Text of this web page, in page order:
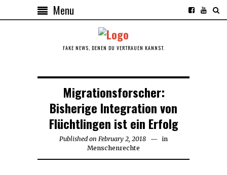
Menu
FAKE NEWS, DENEN DU VERTRAUEN KANNST.
Migrationsforscher:
Bisherige Integration von
Flüchtlingen ist ein Erfolg
Published on February 2, 2018
in
Menschenrechte